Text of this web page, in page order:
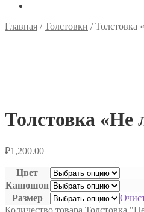
Главная /Толстовки /Толстовка
Толстовка
₽1,200.00
Цвет
Капюшон
Размер
Количество товара Толстовка